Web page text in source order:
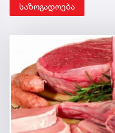
საზოგადოება